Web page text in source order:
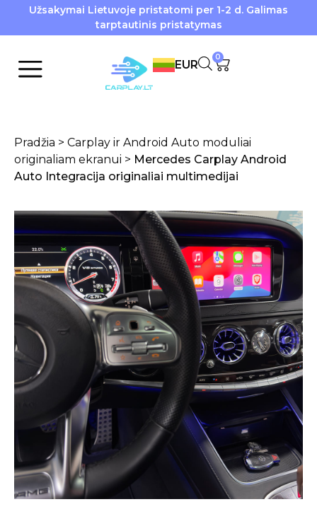
Užsakymai Lietuvoje pristatomi per 1-2 d. Galimas
tarptautinis pristatymas
EUR
0
Pradžia > Carplay ir Android Auto moduliai
originaliam ekranui > Mercedes Carplay Android
Auto Integracija originaliai multimedijai